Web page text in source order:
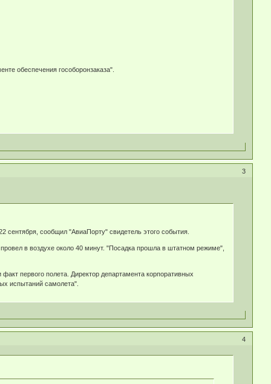
обеспечения гособоронзаказа".
3
сообщил "АвиаПорту" свидетель этого события.
в воздухе около 40 минут. "Посадка прошла в штатном режиме",
первого полета. Директор департамента корпоративных
испытаний самолета".
4